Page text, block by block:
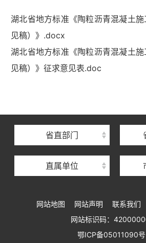
湖北省地方标准《陶粒沥青混凝土
见稿）》.docx
湖北省地方标准《陶粒沥青混凝土
见稿）》征求意见表.doc
省直部门
直属单位
湖北省住房保障中心
湖北省建设工程质量安全监督总站
湖北省建设工程标准定额管理总站
湖北省住建厅执业资格注册中心
湖北省城乡建设发展中心
网站地图 网站声明 联系我们
网站标识码：
鄂ICP备05011090号